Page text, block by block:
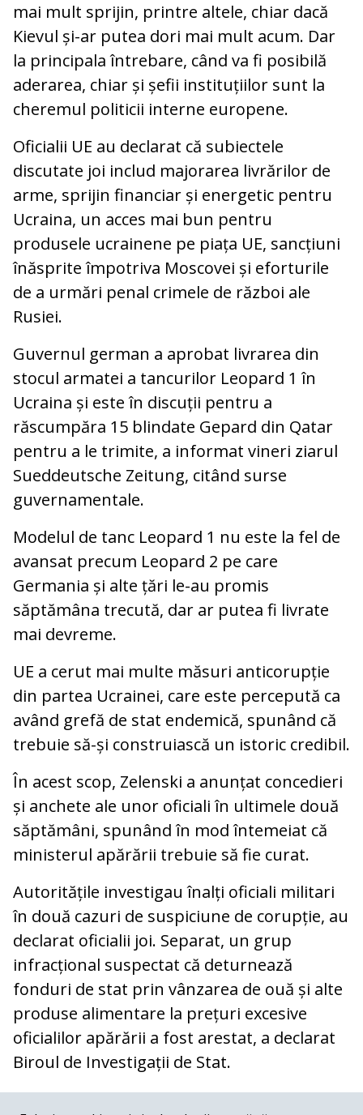
mai mult sprijin, printre altele, chiar dacă
Kievul și-ar putea dori mai mult acum. Dar
la principala întrebare, când va fi posibilă
aderarea, chiar și șefii instituțiilor sunt la
cheremul politicii interne europene.
Oficialii UE au declarat că subiectele
discutate joi includ majorarea livrărilor de
arme, sprijin financiar și energetic pentru
Ucraina, un acces mai bun pentru
produsele ucrainene pe piața UE, sancțiuni
înăsprite împotriva Moscovei și eforturile
de a urmări penal crimele de război ale
Rusiei.
Guvernul german a aprobat livrarea din
stocul armatei a tancurilor Leopard 1 în
Ucraina și este în discuții pentru a
răscumpăra 15 blindate Gepard din Qatar
pentru a le trimite, a informat vineri ziarul
Sueddeutsche Zeitung, citând surse
guvernamentale.
Modelul de tanc Leopard 1 nu este la fel de
avansat precum Leopard 2 pe care
Germania și alte țări le-au promis
săptămâna trecută, dar ar putea fi livrate
mai devreme.
UE a cerut mai multe măsuri anticorupție
din partea Ucrainei, care este percepută ca
având grefă de stat endemică, spunând că
trebuie să-și construiască un istoric credibil.
În acest scop, Zelenski a anunțat concedieri
și anchete ale unor oficiali în ultimele două
săptămâni, spunând în mod întemeiat că
ministerul apărării trebuie să fie curat.
Autoritățile investigau înalți oficiali militari
în două cazuri de suspiciune de corupție, au
declarat oficialii joi. Separat, un grup
infracțional suspectat că deturnează
fonduri de stat prin vânzarea de ouă și alte
produse alimentare la prețuri excesive
oficialilor apărării a fost arestat, a declarat
Biroul de Investigații de Stat.